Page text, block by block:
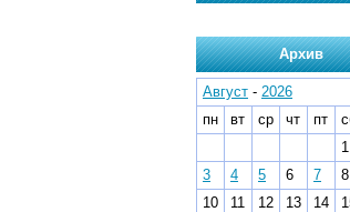
Архив
Август - 2026
пн
вт ср чт пт
1
3
4 5 6 7 8
10
11 12 13 14